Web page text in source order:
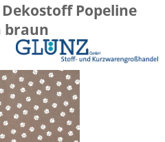
Popeline
braun